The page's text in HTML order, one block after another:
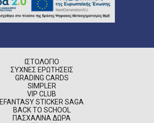
ΙΣΤΟΛΌΓΙΟ
ΣΥΧΝΈΣ ΕΡΩΤΉΣΕΙΣ
GRADING CARDS
SIMPLER
VIP CLUB
EFANTASY STICKER SAGA
BACK TO SCHOOL
ΠΑΣΧΑΛΙΝΆ ΔΏΡΑ